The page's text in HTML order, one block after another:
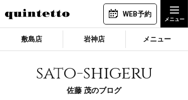
WEB予約
敷島店 岩神店 メニュー
sato-shigeru
佐藤 茂のブログ